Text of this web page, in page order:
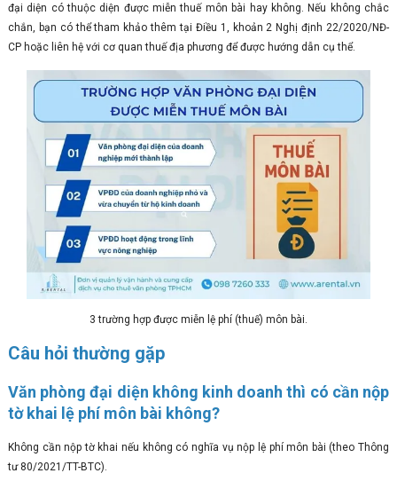
đại diện có thuộc diện được miễn thuế môn bài hay không. Nếu không chắc
chắn, bạn có thể tham khảo thêm tại Điều 1, khoản 2 Nghị định 22/2020/NĐ-
CP hoặc liên hệ với cơ quan thuế địa phương để được hướng dẫn cụ thể.
3 trường hợp được miễn lệ phí (thuế) môn bài.
Câu hỏi thường gặp
Văn phòng đại diện không kinh doanh thì có cần nộp
tờ khai lệ phí môn bài không?
Không cần nộp tờ khai nếu không có nghĩa vụ nộp lệ phí môn bài (theo Thông
tư 80/2021/TT-BTC).